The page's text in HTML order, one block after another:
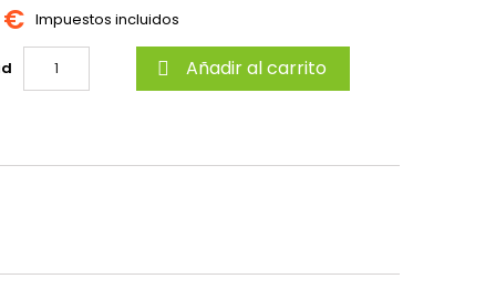
€ Impuestos incluidos
 Añadir al carrito